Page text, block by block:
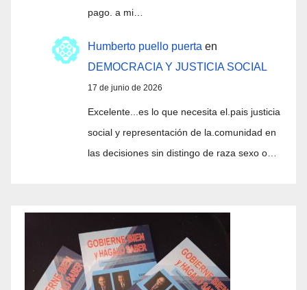
pago. a mi…
Humberto puello puerta en
DEMOCRACIA Y JUSTICIA SOCIAL
17 de junio de 2026
Excelente...es lo que necesita el.pais justicia
social y representación de la.comunidad en
las decisiones sin distingo de raza sexo o…